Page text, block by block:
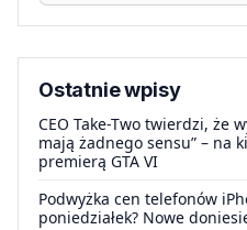
Ostatnie wpisy
CEO Take-Two twierdzi, że
mają żadnego sensu” – na
premierą GTA VI
Podwyżka cen telefonów
poniedziałek? Nowe